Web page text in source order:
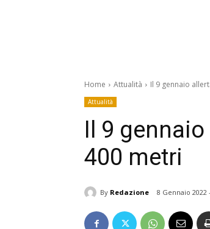
Home Attualità Il 9 gennaio
Attualità
Il 9
400 metri
By Redazione 8 Gennaio 2022